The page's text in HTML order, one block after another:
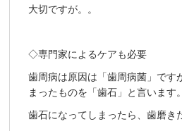
大切ですが。。
◇専門家によるケアも必要
歯周病は原因は「歯周病菌」です
まったものを「歯石」と言います。
歯石になってしまったら、歯磨き